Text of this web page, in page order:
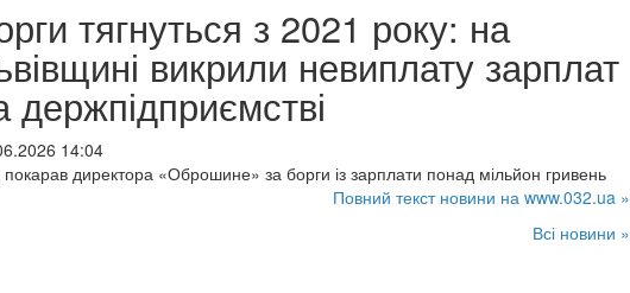
тягнуться з 2021 року: на
викрили невиплату зарплат
держпідприємстві
14:04
директора «Оброшине» за борги із зарплати понад мільйон гривень
Повний текст новини на www.032.ua »
Всі новини »